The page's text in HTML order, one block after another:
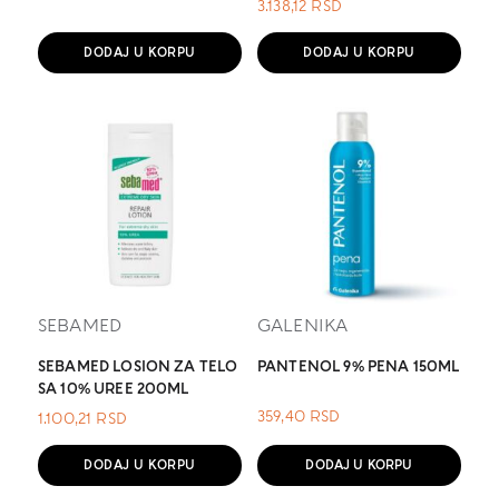
DODAJ U KORPU
3.138,12 RSD
DODAJ U KORPU
SEBAMED
SEBAMED LOSION ZA TELO
SA 10% UREE 200ML
1.100,21 RSD
DODAJ U KORPU
GALENIKA
PANTENOL 9% PENA 150ML
359,40 RSD
DODAJ U KORPU